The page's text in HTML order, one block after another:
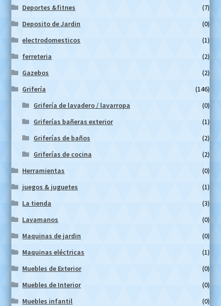
Deportes &fitnes
(7)
Deposito de Jardin
(0)
electrodomesticos
(1)
ferreteria
(2)
Gazebos
(2)
Grifería
(146)
Grifería de lavadero / lavarropa
(0)
Griferías bañeras exterior
(1)
Griferías de baños
(2)
Griferías de cocina
(2)
Herramientas
(0)
juegos & juguetes
(1)
La tienda
(3)
Lavamanos
(0)
Maquinas de jardin
(0)
Maquinas eléctricas
(1)
Muebles de Exterior
(0)
Muebles de Interior
(0)
Muebles infantil
(0)